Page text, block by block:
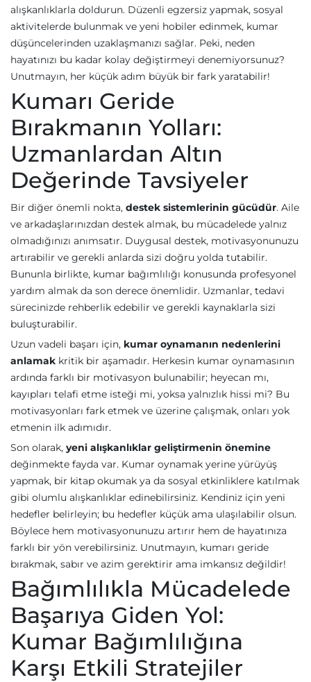
alışkanlıklarla doldurun. Düzenli egzersiz yapmak, sosyal
aktivitelerde bulunmak ve yeni hobiler edinmek, kumar
düşüncelerinden uzaklaşmanızı sağlar. Peki, neden
hayatınızı bu kadar kolay değiştirmeyi denemiyorsunuz?
Unutmayın, her küçük adım büyük bir fark yaratabilir!
Kumarı Geride
Bırakmanın Yolları:
Uzmanlardan Altın
Değerinde Tavsiyeler
Bir diğer önemli nokta, destek sistemlerinin gücüdür. Aile
ve arkadaşlarınızdan destek almak, bu mücadelede yalnız
olmadığınızı anımsatır. Duygusal destek, motivasyonunuzu
artırabilir ve gerekli anlarda sizi doğru yolda tutabilir.
Bununla birlikte, kumar bağımlılığı konusunda profesyonel
yardım almak da son derece önemlidir. Uzmanlar, tedavi
sürecinizde rehberlik edebilir ve gerekli kaynaklarla sizi
buluşturabilir.
Uzun vadeli başarı için, kumar oynamanın nedenlerini
anlamak kritik bir aşamadır. Herkesin kumar oynamasının
ardında farklı bir motivasyon bulunabilir; heyecan mı,
kayıpları telafi etme isteği mi, yoksa yalnızlık hissi mi? Bu
motivasyonları fark etmek ve üzerine çalışmak, onları yok
etmenin ilk adımıdır.
Son olarak, yeni alışkanlıklar geliştirmenin önemine
değinmekte fayda var. Kumar oynamak yerine yürüyüş
yapmak, bir kitap okumak ya da sosyal etkinliklere katılmak
gibi olumlu alışkanlıklar edinebilirsiniz. Kendiniz için yeni
hedefler belirleyin; bu hedefler küçük ama ulaşılabilir olsun.
Böylece hem motivasyonunuzu artırır hem de hayatınıza
farklı bir yön verebilirsiniz. Unutmayın, kumarı geride
bırakmak, sabır ve azim gerektirir ama imkansız değildir!
Bağımlılıkla Mücadelede
Başarıya Giden Yol:
Kumar Bağımlılığına
Karşı Etkili Stratejiler